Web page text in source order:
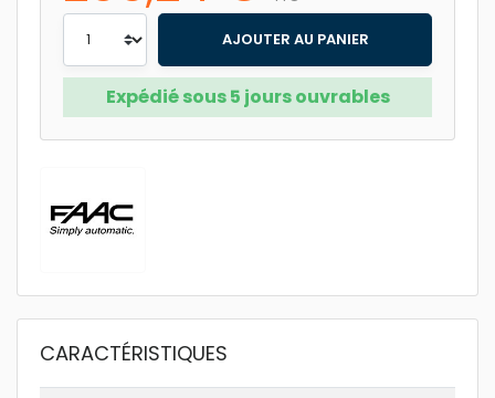
AJOUTER AU PANIER
Expédié sous 5 jours ouvrables
CARACTÉRISTIQUES